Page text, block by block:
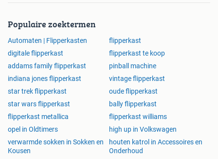
Populaire zoektermen
Automaten | Flipperkasten
flipperkast
digitale flipperkast
flipperkast te koop
addams family flipperkast
pinball machine
indiana jones flipperkast
vintage flipperkast
star trek flipperkast
oude flipperkast
star wars flipperkast
bally flipperkast
flipperkast metallica
flipperkast williams
opel in Oldtimers
high up in Volkswagen
verwarmde sokken in Sokken en
Kousen
houten katrol in Accessoires en
Onderhoud